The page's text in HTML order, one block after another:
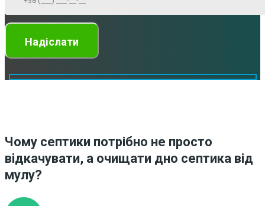
Чому септики потрібно не просто
відкачувати, а очищати дно септика від
мулу?